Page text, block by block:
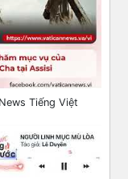
Tiếng Việt